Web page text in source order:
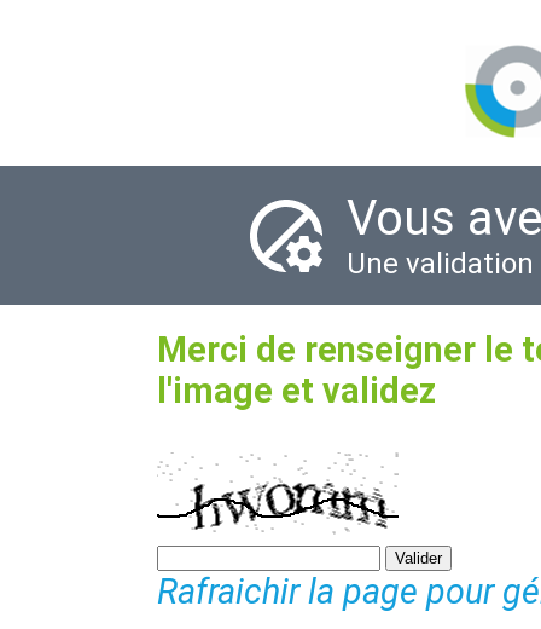
Vous
Une
Merci de renseigner le
l'image et validez
Rafraichir la page pour